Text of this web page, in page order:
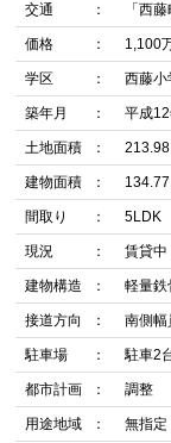
交通 「西
価格 1,100
学区 西藤
築年月 平成
土地面積
建物面積
間取り 5LDK
現況 賃貸中
建物構造 軽量鉄
接道方向 南側
駐車場 駐車2
都市計画 調整
用途地域 無指定